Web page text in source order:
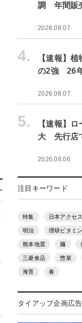
調 年間販
2026.08.07
4.
【速報】
の2強 26
2026.08.07
5.
【速報】
大 先行店
2026.08.06
注目キーワード
特集 日本アクセス
明治 理研ビタミン
熊本地震 麺
三菱食品 惣菜
海苔 春
タイアップ企画広告